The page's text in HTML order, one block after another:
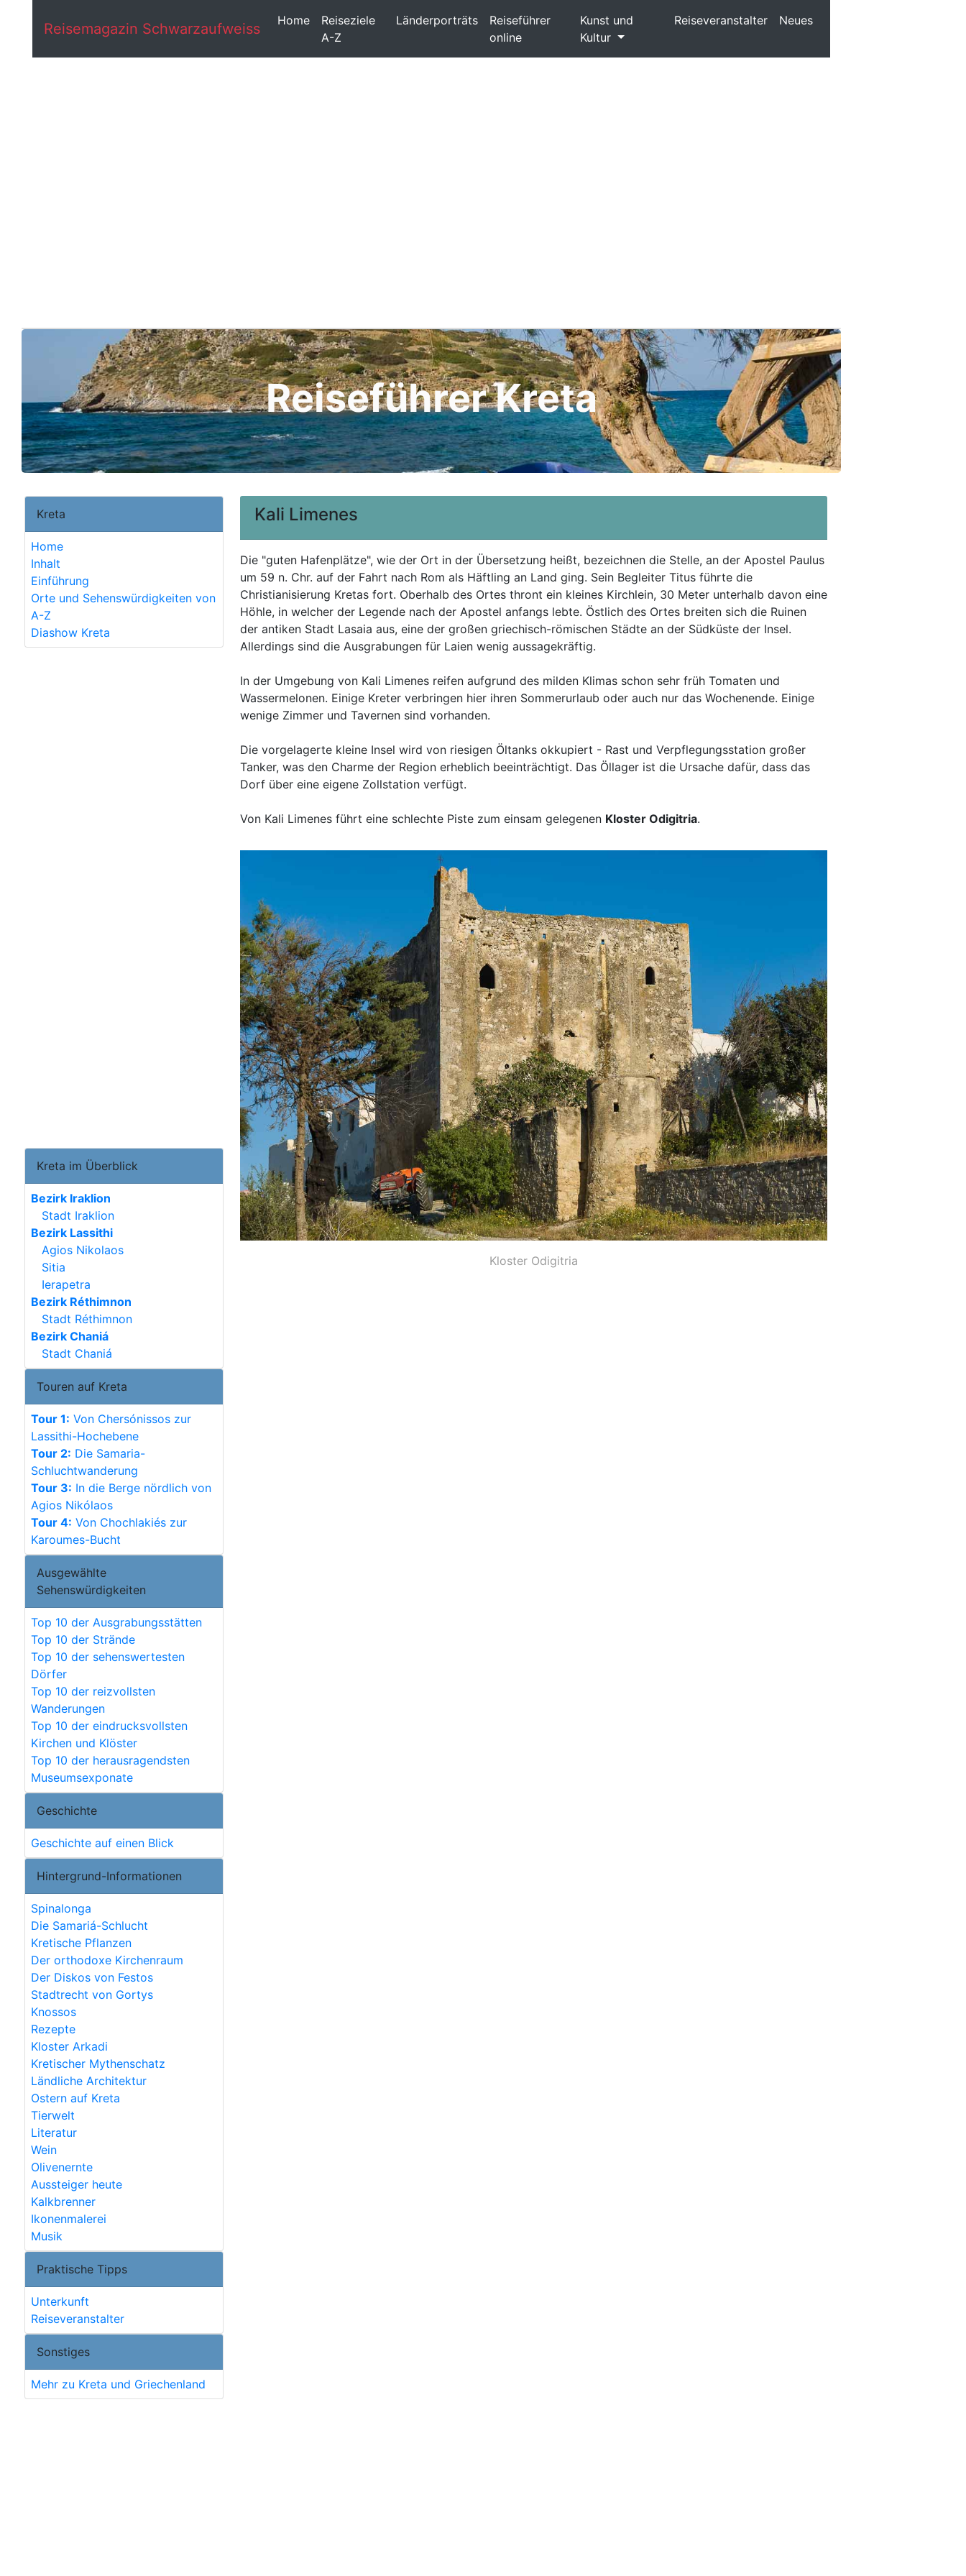
Reisemagazin Schwarzaufweiss Home
Reiseziele
A-Z
Länderporträts
Reiseführer
online
Kunst und
Kultur
Reiseveranstalter Neues
Reiseführer Kreta
Kreta
Home
Inhalt
Einführung
Orte und Sehenswürdigkeiten von
A-Z
Diashow Kreta
Kreta im Überblick
Bezirk Iraklion
Stadt Iraklion
Bezirk Lassithi
Agios Nikolaos
Sitia
Ierapetra
Bezirk Réthimnon
Stadt Réthimnon
Bezirk Chaniá
Stadt Chaniá
Touren auf Kreta
Tour 1: Von Chersónissos zur
Lassithi-Hochebene
Tour 2: Die Samaria-
Schluchtwanderung
Tour 3: In die Berge nördlich von
Agios Nikólaos
Tour 4: Von Chochlakiés zur
Karoumes-Bucht
Ausgewählte
Sehenswürdigkeiten
Top 10 der Ausgrabungsstätten
Top 10 der Strände
Top 10 der sehenswertesten
Dörfer
Top 10 der reizvollsten
Wanderungen
Top 10 der eindrucksvollsten
Kirchen und Klöster
Top 10 der herausragendsten
Museumsexponate
Geschichte
Geschichte auf einen Blick
Hintergrund-Informationen
Spinalonga
Die Samariá-Schlucht
Kretische Pflanzen
Der orthodoxe Kirchenraum
Der Diskos von Festos
Stadtrecht von Gortys
Knossos
Rezepte
Kloster Arkadi
Kretischer Mythenschatz
Ländliche Architektur
Ostern auf Kreta
Tierwelt
Literatur
Wein
Olivenernte
Aussteiger heute
Kalkbrenner
Ikonenmalerei
Musik
Praktische Tipps
Unterkunft
Reiseveranstalter
Sonstiges
Mehr zu Kreta und Griechenland
Kali Limenes
Die "guten Hafenplätze", wie der Ort in der Übersetzung heißt, bezeichnen die Stelle, an der Apostel Paulus
um 59 n. Chr. auf der Fahrt nach Rom als Häftling an Land ging. Sein Begleiter Titus führte die
Christianisierung Kretas fort. Oberhalb des Ortes thront ein kleines Kirchlein, 30 Meter unterhalb davon eine
Höhle, in welcher der Legende nach der Apostel anfangs lebte. Östlich des Ortes breiten sich die Ruinen
der antiken Stadt Lasaia aus, eine der großen griechisch-römischen Städte an der Südküste der Insel.
Allerdings sind die Ausgrabungen für Laien wenig aussagekräftig.
In der Umgebung von Kali Limenes reifen aufgrund des milden Klimas schon sehr früh Tomaten und
Wassermelonen. Einige Kreter verbringen hier ihren Sommerurlaub oder auch nur das Wochenende. Einige
wenige Zimmer und Tavernen sind vorhanden.
Die vorgelagerte kleine Insel wird von riesigen Öltanks okkupiert - Rast und Verpflegungsstation großer
Tanker, was den Charme der Region erheblich beeinträchtigt. Das Öllager ist die Ursache dafür, dass das
Dorf über eine eigene Zollstation verfügt.
Von Kali Limenes führt eine schlechte Piste zum einsam gelegenen Kloster Odigitria.
Kloster Odigitria